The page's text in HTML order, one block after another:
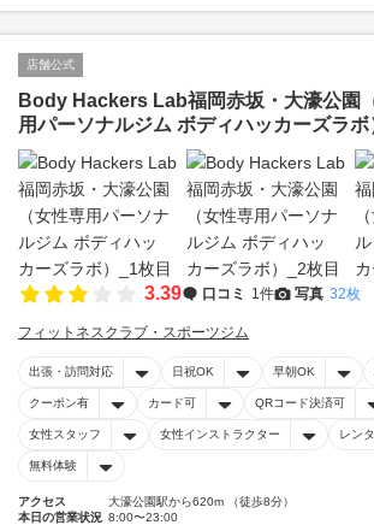
店舗公式
Body Hackers Lab福岡赤坂・大濠公園
用パーソナルジム ボディハッカーズラボ
3.39 口コミ 1件 写真 32枚
フィットネスクラブ・スポーツジム
出張・訪問対応 日祝OK 早朝OK
クーポン有 カード可 QRコード決済可
女性スタッフ 女性インストラクター レン
無料体験
アクセス
大濠公園駅から620m （徒歩8分）
本日の営業状況 8:00〜23:00